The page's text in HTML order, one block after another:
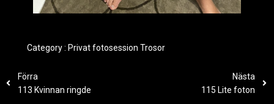
Category : Privat fotosession Trosor
Förra
113 Kvinnan ringde
Nästa
115 Lite foton